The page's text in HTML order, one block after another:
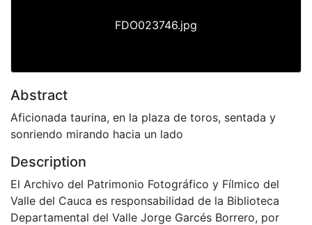
FDO023746.jpg
Abstract
Aficionada taurina, en la plaza de toros, sentada y
sonriendo mirando hacia un lado
Description
El Archivo del Patrimonio Fotográfico y Fílmico del
Valle del Cauca es responsabilidad de la Biblioteca
Departamental del Valle Jorge Garcés Borrero, por